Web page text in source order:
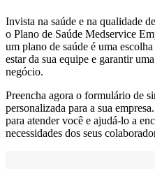
Invista na saúde e na qualidade
o Plano de Saúde Medservice
um plano de saúde é uma
estar da sua equipe e garantir
negócio.
Preencha agora o formulário de
personalizada para a sua
para atender você e ajudá-lo a
necessidades dos seus